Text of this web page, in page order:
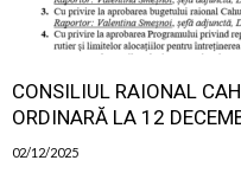
CONSILIUL RAIONAL
ORDINARĂ LA 12
02/12/2025